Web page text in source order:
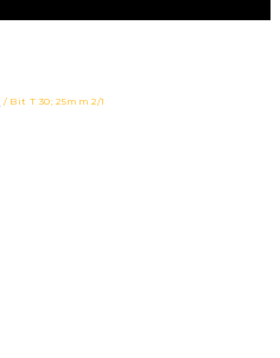
/ Bit T 30; 25mm 2/1